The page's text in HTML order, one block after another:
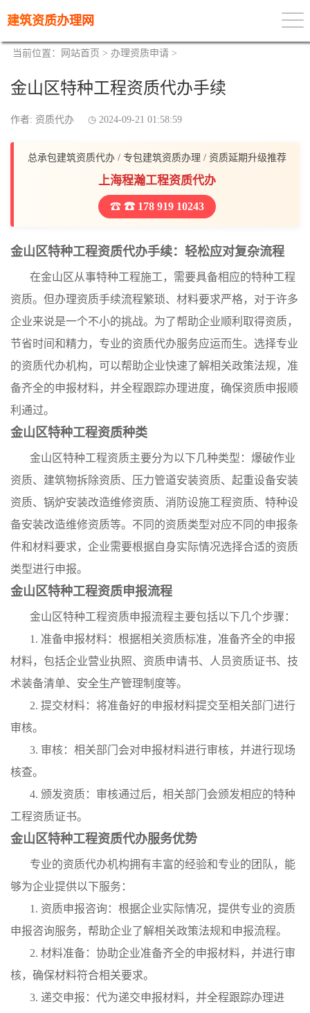
建筑资质办理网
当前位置： 网站首页 > 办理资质申请 >
金山区特种工程资质代办手续
作者: 资质代办 2024-09-21 01:58:59
总承包建筑资质代办 / 专包建筑资质办理 / 资质延期升级推荐
上海程瀚工程资质代办
☎ 178 919 10243
金山区特种工程资质代办手续：轻松应对复杂流程
在金山区从事特种工程施工，需要具备相应的特种工程
资质。但办理资质手续流程繁琐、材料要求严格，对于许多
企业来说是一个不小的挑战。为了帮助企业顺利取得资质，
节省时间和精力，专业的资质代办服务应运而生。选择专业
的资质代办机构，可以帮助企业快速了解相关政策法规，准
备齐全的申报材料，并全程跟踪办理进度，确保资质申报顺
利通过。
金山区特种工程资质种类
金山区特种工程资质主要分为以下几种类型：爆破作业
资质、建筑物拆除资质、压力管道安装资质、起重设备安装
资质、锅炉安装改造维修资质、消防设施工程资质、特种设
备安装改造维修资质等。不同的资质类型对应不同的申报条
件和材料要求，企业需要根据自身实际情况选择合适的资质
类型进行申报。
金山区特种工程资质申报流程
金山区特种工程资质申报流程主要包括以下几个步骤：
1. 准备申报材料：根据相关资质标准，准备齐全的申报
材料，包括企业营业执照、资质申请书、人员资质证书、技
术装备清单、安全生产管理制度等。
2. 提交材料：将准备好的申报材料提交至相关部门进行
审核。
3. 审核：相关部门会对申报材料进行审核，并进行现场
核查。
4. 颁发资质：审核通过后，相关部门会颁发相应的特种
工程资质证书。
金山区特种工程资质代办服务优势
专业的资质代办机构拥有丰富的经验和专业的团队，能
够为企业提供以下服务：
1. 资质申报咨询：根据企业实际情况，提供专业的资质
申报咨询服务，帮助企业了解相关政策法规和申报流程。
2. 材料准备：协助企业准备齐全的申报材料，并进行审
核，确保材料符合相关要求。
3. 递交申报：代为递交申报材料，并全程跟踪办理进